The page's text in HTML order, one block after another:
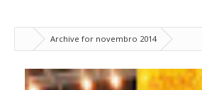
Archive for novembro 2014